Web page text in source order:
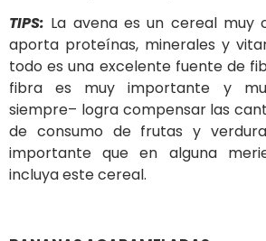
TIPS: La avena es un cereal muy
aporta proteínas, minerales y
todo es una excelente fuente de
fibra es muy importante y
siempre– logra compensar las
de consumo de frutas y
importante que en alguna
incluya este cereal.